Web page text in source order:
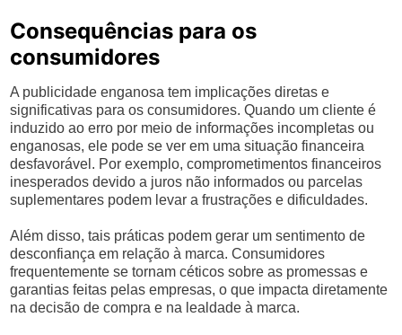
Consequências para os
consumidores
A publicidade enganosa tem implicações diretas e
significativas para os consumidores. Quando um cliente é
induzido ao erro por meio de informações incompletas ou
enganosas, ele pode se ver em uma situação financeira
desfavorável. Por exemplo, comprometimentos financeiros
inesperados devido a juros não informados ou parcelas
suplementares podem levar a frustrações e dificuldades.
Além disso, tais práticas podem gerar um sentimento de
desconfiança em relação à marca. Consumidores
frequentemente se tornam céticos sobre as promessas e
garantias feitas pelas empresas, o que impacta diretamente
na decisão de compra e na lealdade à marca.